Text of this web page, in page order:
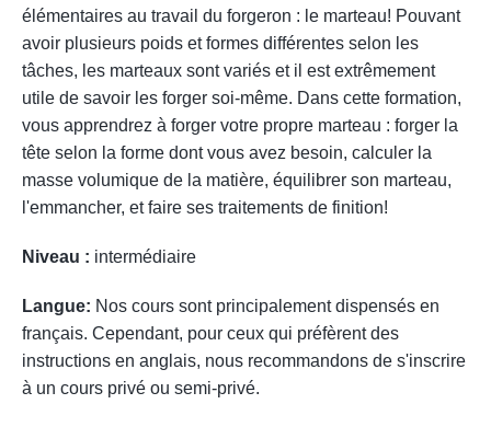
élémentaires au travail du forgeron : le marteau! Pouvant
avoir plusieurs poids et formes différentes selon les
tâches, les marteaux sont variés et il est extrêmement
utile de savoir les forger soi-même. Dans cette formation,
vous apprendrez à forger votre propre marteau : forger la
tête selon la forme dont vous avez besoin, calculer la
masse volumique de la matière, équilibrer son marteau,
l'emmancher, et faire ses traitements de finition!
Niveau : intermédiaire
Langue: Nos cours sont principalement dispensés en
français. Cependant, pour ceux qui préfèrent des
instructions en anglais, nous recommandons de s'inscrire
à un cours privé ou semi-privé.